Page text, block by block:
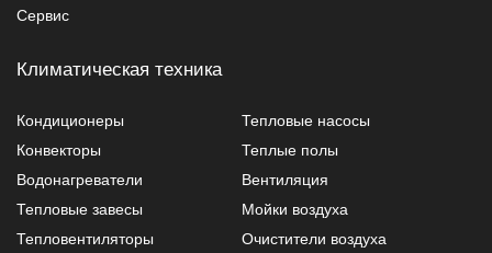
Сервис
Климатическая техника
Кондиционеры
Тепловые насосы
Конвекторы
Теплые полы
Водонагреватели
Вентиляция
Тепловые завесы
Мойки воздуха
Тепловентиляторы
Очистители воздуха